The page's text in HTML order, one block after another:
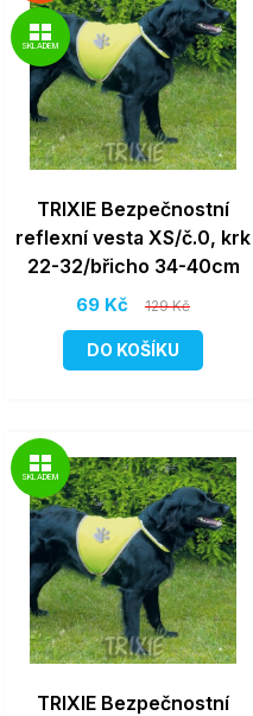
SKLADEM
TRIXIE Bezpečnostní
reflexní vesta XS/č.0, krk
22-32/břicho 34-40cm
69 Kč 129 Kč
DO KOŠÍKU
SKLADEM
TRIXIE Bezpečnostní